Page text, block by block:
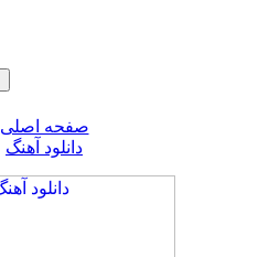
صفحه اصلی
دانلود آهنگ